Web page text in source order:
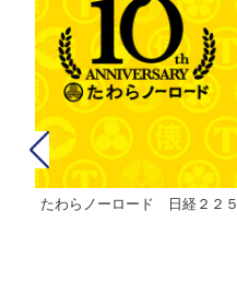
たわらノーロード 日経２２５